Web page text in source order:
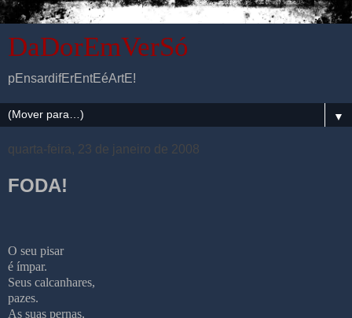
DaDorEmVerSó
pEnsardifErEntEéArtE!
▼
quarta-feira, 23 de janeiro de 2008
FODA!
O seu pisar
é ímpar.
Seus calcanhares,
pazes.
As suas pernas,